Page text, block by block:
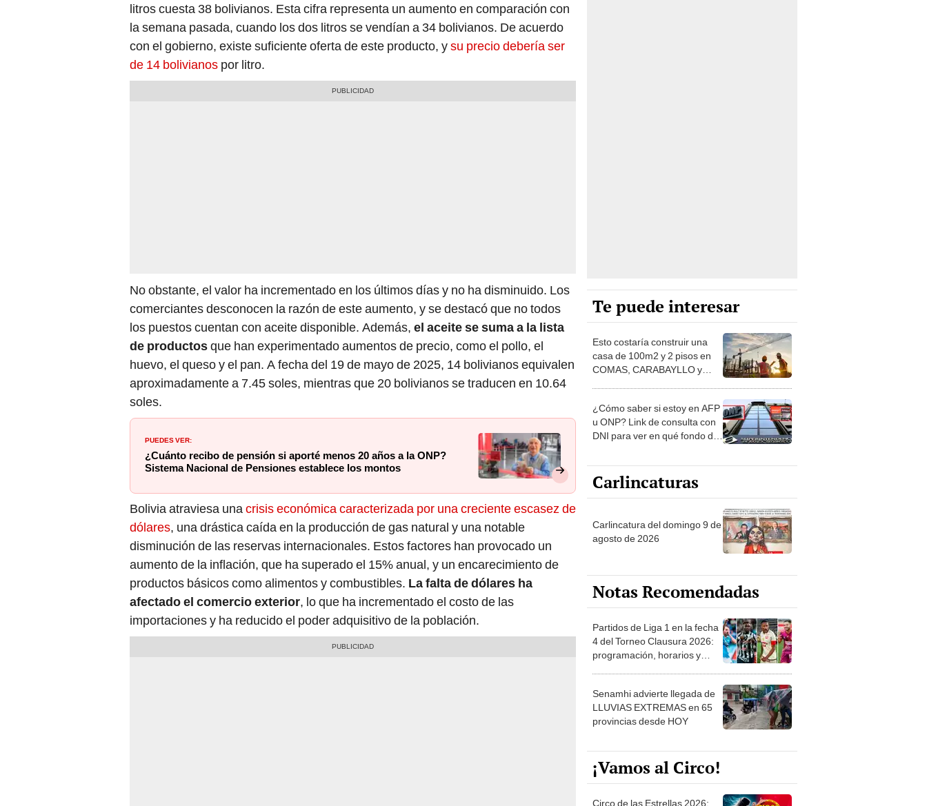
la semana pasada, cuando los dos litros se vendían a 34 bolivianos. De acuerdo
con el gobierno, existe suficiente oferta de este producto, ysu precio debería ser
de 14 bolivianospor litro.
comerciantes desconocen la razón de este aumento, y se destacó que no todos
los puestos cuentan con aceite disponible. Además,el aceite se suma a la lista
de productosque han experimentado aumentos de precio, como el pollo, el
huevo, el queso y el pan. A fecha del 19 de mayo de 2025, 14 bolivianos equivalen
aproximadamente a 7.45 soles, mientras que 20 bolivianos se traducen en 10.64
soles.
PUEDES VER:
¿Cuánto recibo de pensión si aporté menos 20 años a la ONP?
Sistema Nacional de Pensiones establece los montos
Bolivia atraviesa unacrisis económica caracterizada por una creciente escasez de
dólares, una drástica caída en la producción de gas natural y una notable
disminución de las reservas internacionales. Estos factores han provocado un
aumento de la inflación, que ha superado el 15% anual, y un encarecimiento de
productos básicos como alimentos y combustibles.La falta de dólares ha
afectado el comercio exterior, lo que ha incrementado el costo de las
importaciones y ha reducido el poder adquisitivo de la población.
Te puede interesar
Esto costaría construir una
casa de 100m2 y 2 pisos en
COMAS, CARABAYLLO y
otros distritos de LIMA
¿Cómo saber si estoy en AFP
u ONP? Link de consulta con
DNI para ver en qué fondo de
pensiones estás
Carlincaturas
agosto de 2026
Notas Recomendadas
Partidos de Liga 1 en la fecha
4 del Torneo Clausura 2026:
programación, horarios y
dónde ver
Senamhi advierte llegada de
LLUVIAS EXTREMAS en 65
provincias desde HOY
¡Vamos al Circo!
Circo de las Estrellas 2026:
del 15 Julio al 30 Agosto.